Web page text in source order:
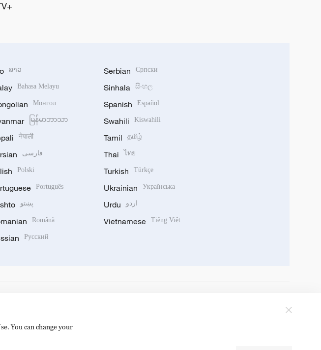
ລາວ
Bahasa Melayu
Монгол
မြန်မာဘာသာ
नेपाली
فارسی
Polski
Português
پښتو
Română
Русский
Serbian Српски
Sinhala සිංහල
Spanish Español
Swahili Kiswahili
Tamil தமிழ்
Thai ไทย
Turkish Türkçe
Ukrainian Українська
Urdu اردو
Vietnamese Tiếng Việt
You can change your